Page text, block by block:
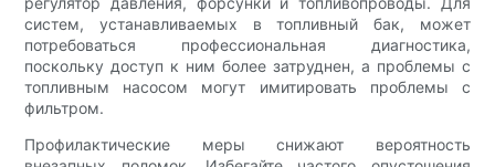
систем, устанавливаемых в топливный бак, может
потребоваться профессиональная диагностика,
поскольку доступ к ним более затруднен, а проблемы с
топливным насосом могут имитировать проблемы с
фильтром.
Профилактические меры снижают вероятность